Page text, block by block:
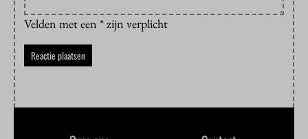
Velden met een * zijn verplicht